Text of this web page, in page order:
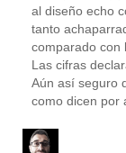
al diseño echo
tanto
comparado con
Las cifras
Aún así seguro
como dicen por